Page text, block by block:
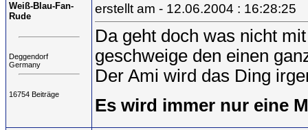
Weiß-Blau-Fan-
Rude
Deggendorf
Germany
16754 Beiträge
erstellt am - 12.06.2004 : 16:28:25
Da geht doch was nicht
geschweige den einen
Der Ami wird das Ding
Es wird immer nur eine